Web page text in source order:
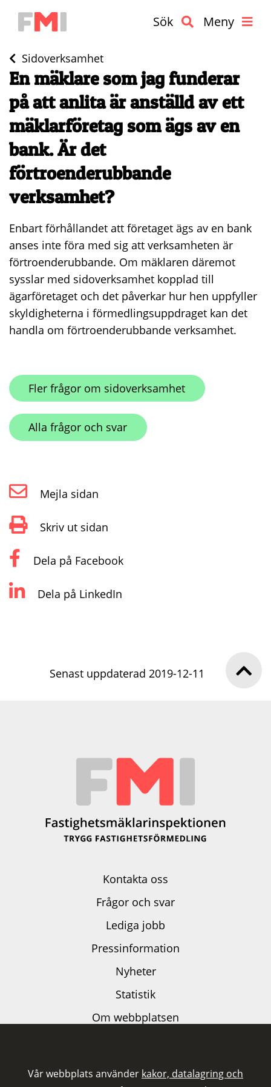
Sök Meny
Vår webbplats använder kakor, datalagring och
Sidoverksamhet
En mäklare som jag funderar
på att anlita är anställd av ett
mäklarföretag som ägs av en
bank. Är det
förtroenderubbande
verksamhet?
Enbart förhållandet att företaget ägs av en bank
anses inte föra med sig att verksamheten är
förtroenderubbande. Om mäklaren däremot
sysslar med sidoverksamhet kopplad till
ägarföretaget och det påverkar hur hen uppfyller
skyldigheterna i förmedlingsuppdraget kan det
handla om förtroenderubbande verksamhet.
Fler frågor om sidoverksamhet
Alla frågor och svar
Mejla sidan
Skriv ut sidan
Dela på Facebook
Dela på LinkedIn
Senast uppdaterad 2019-12-11
Kontakta oss
Frågor och svar
Lediga jobb
Pressinformation
Nyheter
Statistik
Om webbplatsen